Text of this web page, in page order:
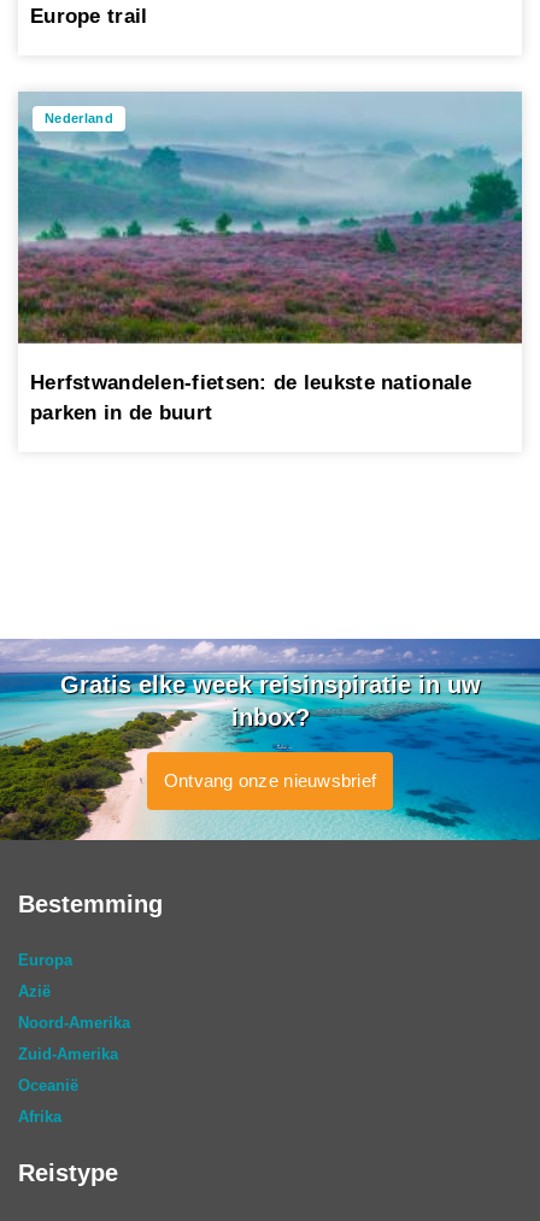
Europe trail
Nederland
Herfstwandelen-fietsen: de leukste nationale
parken in de buurt
Gratis elke week reisinspiratie in uw
inbox?
Ontvang onze nieuwsbrief
Bestemming
Europa
Azië
Noord-Amerika
Zuid-Amerika
Oceanië
Afrika
Reistype